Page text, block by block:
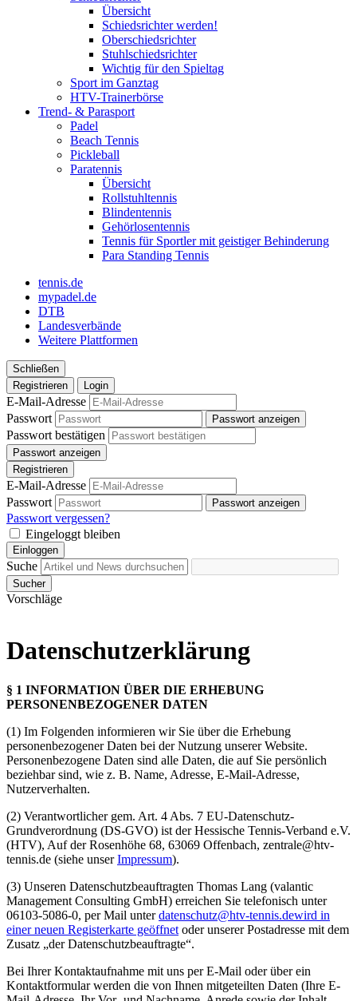
Übersicht
Schiedsrichter werden!
Oberschiedsrichter
Stuhlschiedsrichter
Wichtig für den Spieltag
Sport im Ganztag
HTV-Trainerbörse
Trend- & Parasport
Padel
Beach Tennis
Pickleball
Paratennis
Übersicht
Rollstuhltennis
Blindentennis
Gehörlosentennis
Tennis für Sportler mit geistiger Behinderung
Para Standing Tennis
tennis.de
mypadel.de
DTB
Landesverbände
Weitere Plattformen
Schließen
Registrieren
Login
E-Mail-Adresse
Passwort
Passwort anzeigen
Passwort bestätigen
Passwort anzeigen
Registrieren
E-Mail-Adresse
Passwort
Passwort anzeigen
Passwort vergessen?
Eingeloggt bleiben
Einloggen
Suche
Sucher
Vorschläge
Datenschutzerklärung
§ 1 INFORMATION ÜBER DIE ERHEBUNG
PERSONENBEZOGENER DATEN
(1) Im Folgenden informieren wir Sie über die Erhebung
personenbezogener Daten bei der Nutzung unserer Website.
Personenbezogene Daten sind alle Daten, die auf Sie persönlich
beziehbar sind, wie z. B. Name, Adresse, E-Mail-Adresse,
Nutzerverhalten.
(2) Verantwortlicher gem. Art. 4 Abs. 7 EU-Datenschutz-
Grundverordnung (DS-GVO) ist der Hessische Tennis-Verband e.V.
(HTV), Auf der Rosenhöhe 68, 63069 Offenbach, zentrale@htv-
tennis.de (siehe unserImpressum).
(3) Unseren Datenschutzbeauftragten Thomas Lang (valantic
Management Consulting GmbH) erreichen Sie telefonisch unter
06103-5086-0, per Mail unterdatenschutz@htv-tennis.dewird in
einer neuen Registerkarte geöffnet oder unserer Postadresse mit dem
Zusatz „der Datenschutzbeauftragte“.
Bei Ihrer Kontaktaufnahme mit uns per E-Mail oder über ein
Kontaktformular werden die von Ihnen mitgeteilten Daten (Ihre E-